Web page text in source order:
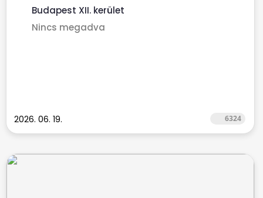
Budapest XII. kerület
Nincs megadva
2026. 06. 19. 6324